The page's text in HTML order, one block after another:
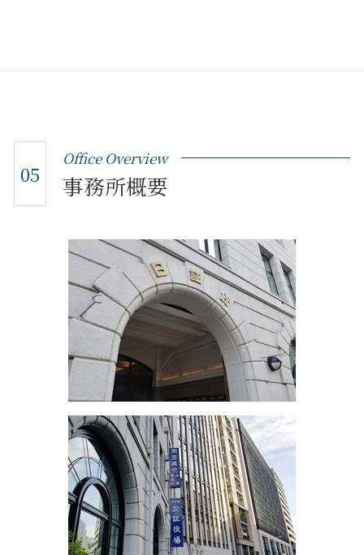
05
Office Overview
事務所概要